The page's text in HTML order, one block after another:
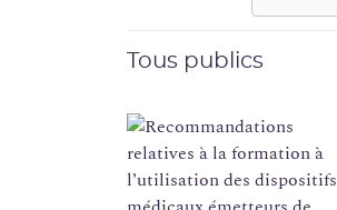
Tous publics